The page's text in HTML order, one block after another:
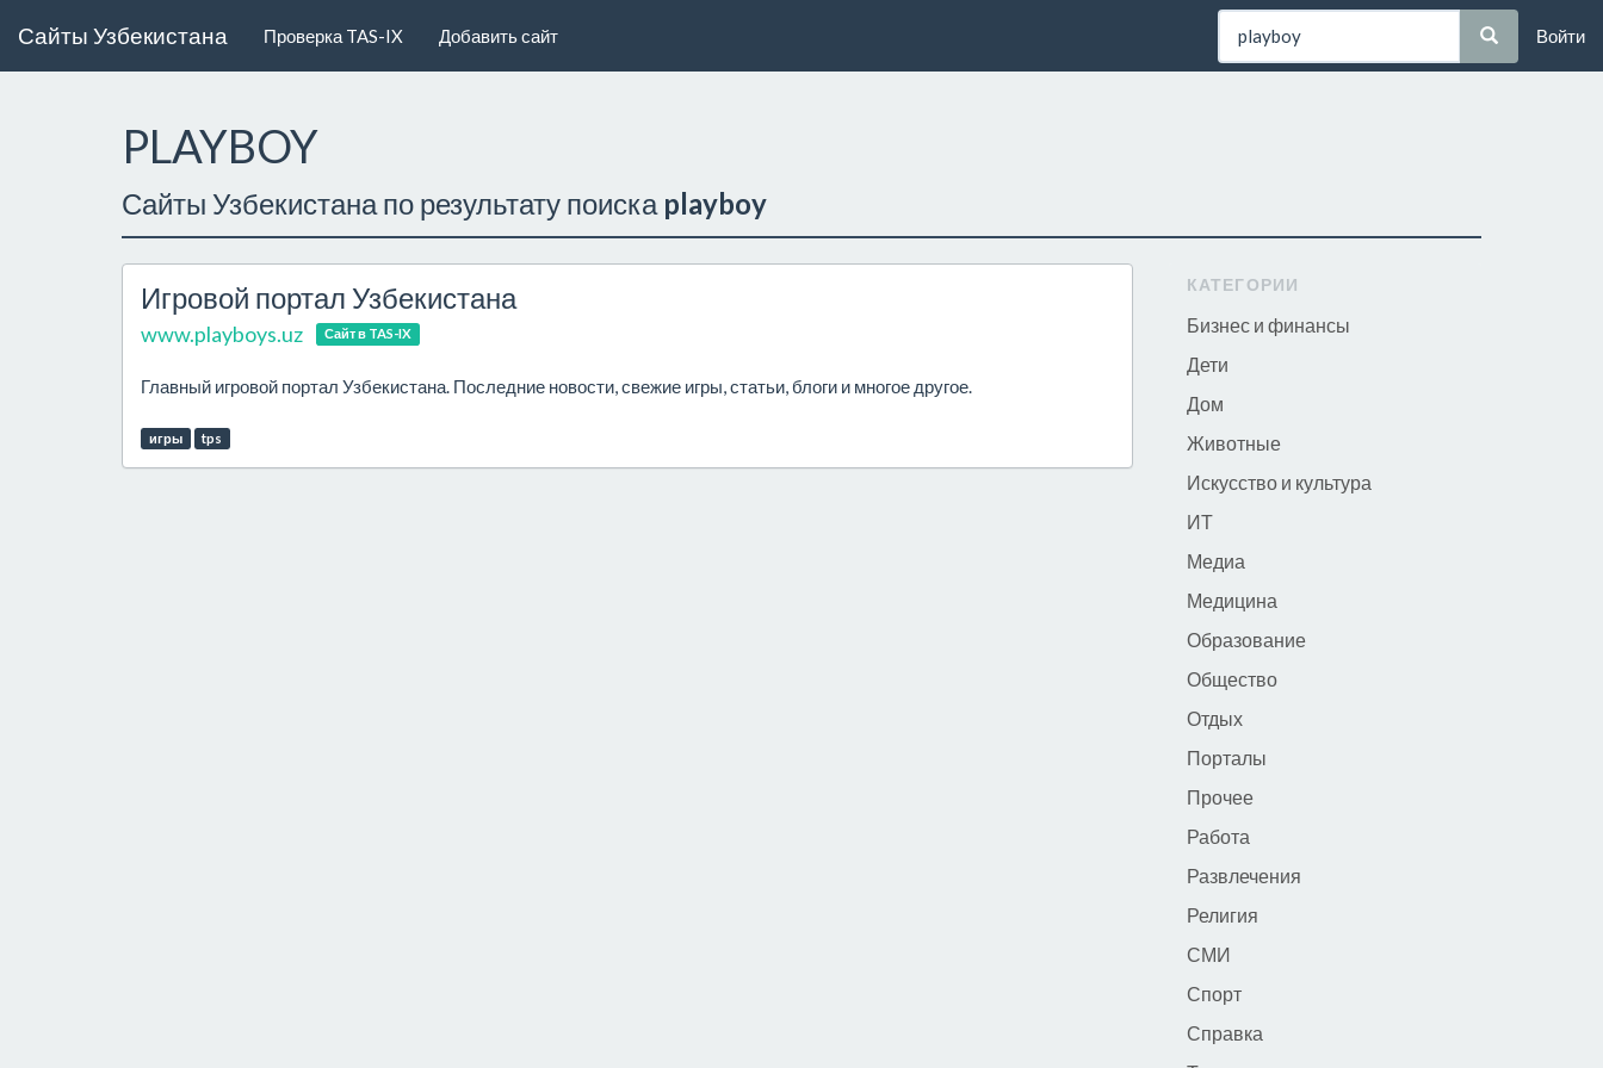
Сайты Узбекистана Проверка TAS-IX Добавить сайт Войти
PLAYBOY
Сайты Узбекистана по результату поиска playboy
Игровой портал Узбекистана
www.playboys.uz Сайт в TAS-IX
Главный игровой портал Узбекистана. Последние новости, свежие игры, статьи, блоги и многое другое.
игры tps
КАТЕГОРИИ
Бизнес и финансы
Дети
Дом
Животные
Искусство и культура
ИТ
Медиа
Медицина
Образование
Общество
Отдых
Порталы
Прочее
Работа
Развлечения
Религия
СМИ
Спорт
Справка